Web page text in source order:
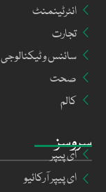
سروسز
ای پیپر
ای پیپر آرکائیو
انٹرٹینمنٹ
تجارت
سائنس و ٹیکنالوجی
صحت
کالم